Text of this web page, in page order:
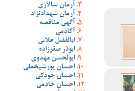
آرمان سالاری
آرمان شهدادنژاد
آگهی مناقصه
آکادمی
ابالفضل علایی
ابوذر صفرزاده
ابولحسن مهدوی
احسان پورشیخعلی
احسان جودکی
احسان خادمی